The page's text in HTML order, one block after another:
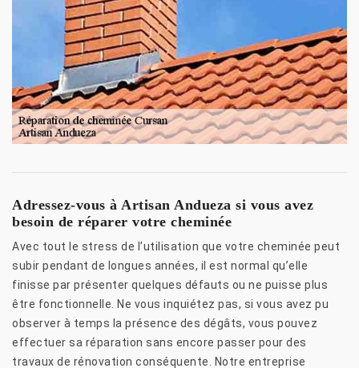
Adressez-vous à Artisan Andueza si vous avez
besoin de réparer votre cheminée
Avec tout le stress de l’utilisation que votre cheminée peut
subir pendant de longues années, il est normal qu’elle
finisse par présenter quelques défauts ou ne puisse plus
être fonctionnelle. Ne vous inquiétez pas, si vous avez pu
observer à temps la présence des dégâts, vous pouvez
effectuer sa réparation sans encore passer pour des
travaux de rénovation conséquente. Notre entreprise